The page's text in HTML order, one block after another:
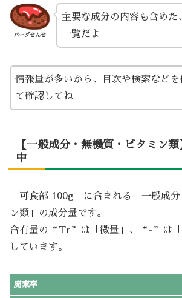
バーグせんせ
主要な成分の内容も含めた
一覧だよ
情報量が多いから、目次や検索などを
て確認してね
【一般成分・無機質・ビタミン
中
「可食部 100g」に含まれる「一般成
ン類」の成分量です。
含有量の“Tr”は「微量」、“-”は「
しています。
廃棄率